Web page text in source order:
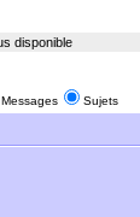
Messages Sujets